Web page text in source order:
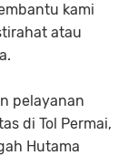
kami
atau
pelayanan
di Tol Permai,
Hutama